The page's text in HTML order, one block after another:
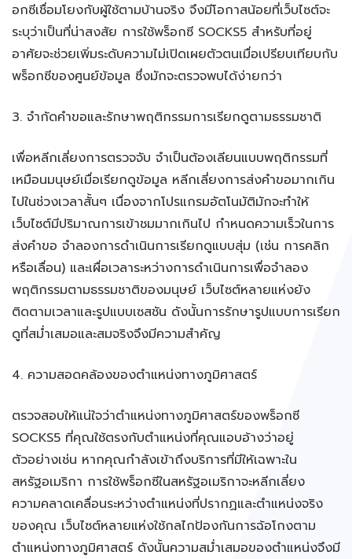
อกซีเชื่อมโยงกับผู้ใช้ตามบ้านจริง จึงมีโอกาสน้อยที่เว็บไซต์จะ
ระบุว่าเป็นที่น่าสงสัย การใช้พร็อกซี SOCKS5 สำหรับที่อยู่
อาศัยจะช่วยเพิ่มระดับความไม่เปิดเผยตัวตนเมื่อเปรียบเทียบกับ
พร็อกซีของศูนย์ข้อมูล ซึ่งมักจะตรวจพบได้ง่ายกว่า
3. จำกัดคำขอและรักษาพฤติกรรมการเรียกดูตามธรรมชาติ
เพื่อหลีกเลี่ยงการตรวจจับ จำเป็นต้องเลียนแบบพฤติกรรมที่
เหมือนมนุษย์เมื่อเรียกดูข้อมูล หลีกเลี่ยงการส่งคำขอมากเกิน
ไปในช่วงเวลาสั้นๆ เนื่องจากโปรแกรมอัตโนมัติมักจะทำให้
เว็บไซต์มีปริมาณการเข้าชมมากเกินไป กำหนดความเร็วในการ
ส่งคำขอ จำลองการดำเนินการเรียกดูแบบสุ่ม (เช่น การคลิก
หรือเลื่อน) และเผื่อเวลาระหว่างการดำเนินการเพื่อจำลอง
พฤติกรรมตามธรรมชาติของมนุษย์ เว็บไซต์หลายแห่งยัง
ติดตามเวลาและรูปแบบเซสชัน ดังนั้นการรักษารูปแบบการเรียก
ดูที่สม่ำเสมอและสมจริงจึงมีความสำคัญ
4. ความสอดคล้องของตำแหน่งทางภูมิศาสตร์
ตรวจสอบให้แน่ใจว่าตำแหน่งทางภูมิศาสตร์ของพร็อกซี
SOCKS5 ที่คุณใช้ตรงกับตำแหน่งที่คุณแอบอ้างว่าอยู่
ตัวอย่างเช่น หากคุณกำลังเข้าถึงบริการที่มีให้เฉพาะใน
สหรัฐอเมริกา การใช้พร็อกซีในสหรัฐอเมริกาจะหลีกเลี่ยง
ความคลาดเคลื่อนระหว่างตำแหน่งที่ปรากฏและตำแหน่งจริง
ของคุณ เว็บไซต์หลายแห่งใช้กลไกป้องกันการฉ้อโกงตาม
ตำแหน่งทางภูมิศาสตร์ ดังนั้นความสม่ำเสมอของตำแหน่งจึงมี